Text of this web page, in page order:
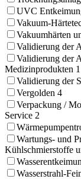
UVC
Vakuum-
Vakuumhärten
Validierung der
Validierung der
Medizinprodukten 1
Validierung der
Vergolden 4
Verpackung /
Service 2
Wartungs- und
Kühlschmierstoffe
Wasserstrahl-